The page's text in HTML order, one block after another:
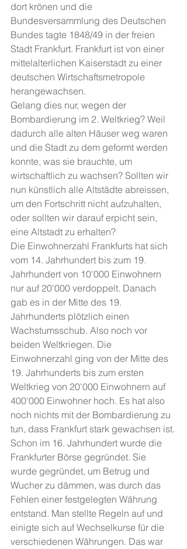
dort krönen und die
Bundesversammlung des Deutschen
Bundes tagte 1848/49 in der freien
Stadt Frankfurt. Frankfurt ist von einer
mittelalterlichen Kaiserstadt zu einer
deutschen Wirtschaftsmetropole
herangewachsen.
Gelang dies nur, wegen der
Bombardierung im 2. Weltkrieg? Weil
dadurch alle alten Häuser weg waren
und die Stadt zu dem geformt werden
konnte, was sie brauchte, um
wirtschaftlich zu wachsen? Sollten wir
nun künstlich alle Altstädte abreissen,
um den Fortschritt nicht aufzuhalten,
oder sollten wir darauf erpicht sein,
eine Altstadt zu erhalten?
Die Einwohnerzahl Frankfurts hat sich
vom 14. Jahrhundert bis zum 19.
Jahrhundert von 10'000 Einwohnern
nur auf 20'000 verdoppelt. Danach
gab es in der Mitte des 19.
Jahrhunderts plötzlich einen
Wachstumsschub. Also noch vor
beiden Weltkriegen. Die
Einwohnerzahl ging von der Mitte des
19. Jahrhunderts bis zum ersten
Weltkrieg von 20'000 Einwohnern auf
400'000 Einwohner hoch. Es hat also
noch nichts mit der Bombardierung zu
tun, dass Frankfurt stark gewachsen ist.
Schon im 16. Jahrhundert wurde die
Frankfurter Börse gegründet. Sie
wurde gegründet, um Betrug und
Wucher zu dämmen, was durch das
Fehlen einer festgelegten Währung
entstand. Man stellte Regeln auf und
einigte sich auf Wechselkurse für die
verschiedenen Währungen. Das war